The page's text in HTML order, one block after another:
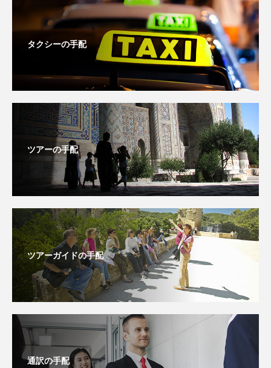
タクシーの手配
ツアーの手配
ツアーガイドの手配
通訳の手配